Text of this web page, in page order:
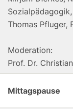
Thomas Pfluger,
Moderation:
Prof. Dr.
Mittagspause